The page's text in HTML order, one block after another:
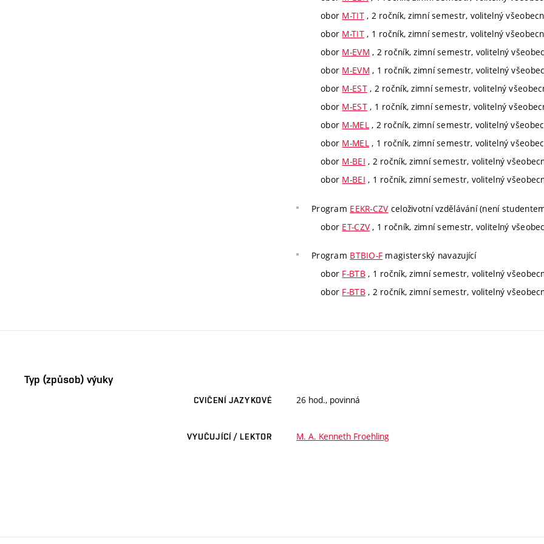
obor M-TIT, 2 ročník, zimní semestr, volitelný
obor M-TIT, 1 ročník, zimní semestr, volitelný
obor M-EVM , 2 ročník, zimní semestr, volitelný
obor M-EVM , 1 ročník, zimní semestr, volitelný
obor M-EST, 2 ročník, zimní semestr, volitelný
obor M-EST, 1 ročník, zimní semestr, volitelný
obor M-MEL, 2 ročník, zimní semestr, volitelný
obor M-MEL, 1 ročník, zimní semestr, volitelný
obor M-BEI , 2 ročník, zimní semestr, volitelný
obor M-BEI , 1 ročník, zimní semestr, volitelný
Program EEKR-CZV celoživotní vzdělávání (není
obor ET-CZV , 1 ročník, zimní semestr, volitelný
Program BTBIO-F magisterský navazující
obor F-BTB , 1 ročník, zimní semestr, volitelný
obor F-BTB , 2 ročník, zimní semestr, volitelný
Typ (způsob) výuky
CVIČENÍ JAZYKOVÉ 26 hod., povinná
VYUČUJÍCÍ / LEKTOR M. A. Kenneth Froehling